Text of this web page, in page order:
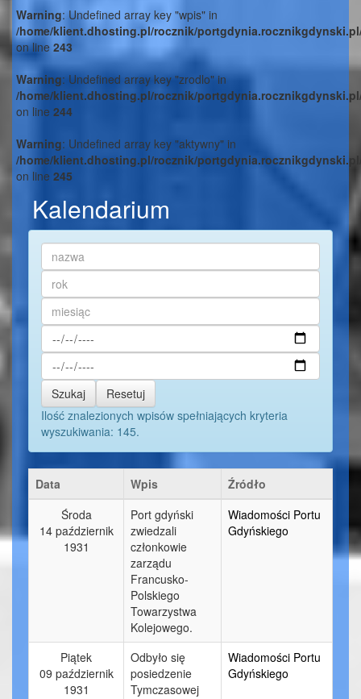
Warning: Undefined array key "wpis" in
/home/klient.dhosting.pl/rocznik/
on line 243
Warning: Undefined array key "zrodlo" in
/home/klient.dhosting.pl/rocznik/
on line 244
Warning: Undefined array key "aktywny" in
/home/klient.dhosting.pl/rocznik/
on line 245
Kalendarium
Szukaj
Resetuj
Ilość znalezionych wpisów spełniających kryteria
wyszukiwania: 145.
Data Wpis
Źródło
Środa
14 październik
1931
Port gdyński
zwiedzali
członkowie
zarządu
Francusko-
Polskiego
Towarzystwa
Kolejowego.
Wiadomości Portu
Gdyńskiego
Piątek
09 październik
1931
Odbyło się
posiedzenie
Tymczasowej
Wiadomości Portu
Gdyńskiego